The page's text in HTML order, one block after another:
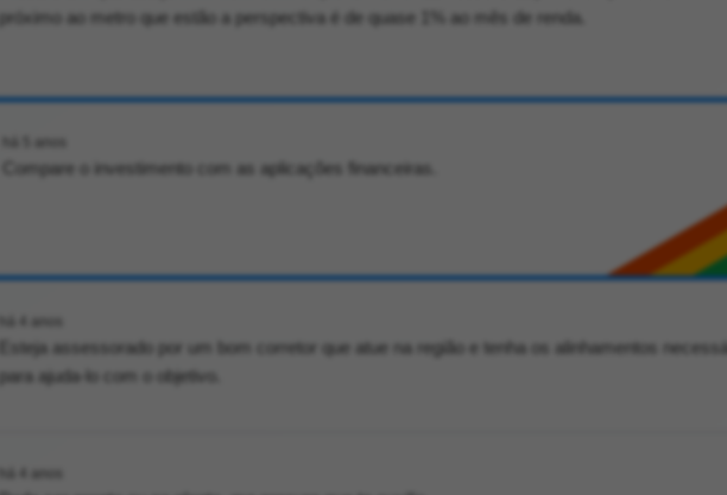
próximo ao metro que estão a perspectiva é de quase 1% ao mês de renda.
há 5 anos
Compare o investimento com as aplicações financeiras.
há 4 anos
Esteja assessorado por um bom corretor que atue na região e tenha os alinhamentos
para ajuda-lo com o objetivo.
há 4 anos